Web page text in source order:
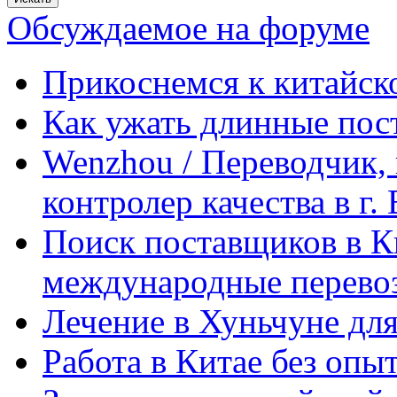
Обсуждаемое на форуме
Прикоснемся к
Как ужать длинные
Wenzhou / Переводчик,
контролер качества в
Поиск поставщиков в
международные
Лечение в Хуньчуне
Работа в Китае без